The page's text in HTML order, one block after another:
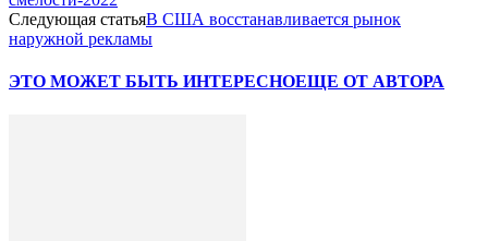
Следующая статьяВ США восстанавливается рынок
наружной рекламы
ЭТО МОЖЕТ БЫТЬ ИНТЕРЕСНОЕЩЕ ОТ АВТОРА